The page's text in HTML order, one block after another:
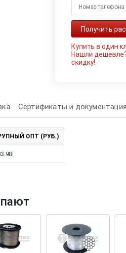
Купить в один
Нашли
скидку!
Сертификаты и документация
ОПТ (РУБ.)